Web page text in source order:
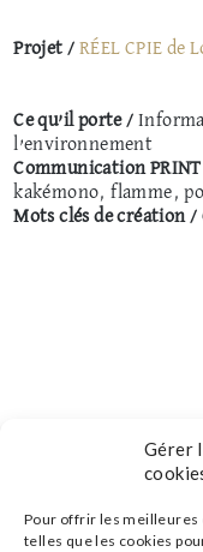
Gérer
Pour offrir les meilleures
telles que les cookies
Projet / RÉEL CPIE de
Ce qu’il porte /
l’environnement
Communication
kakémono, flamme,
Mots clés de création /